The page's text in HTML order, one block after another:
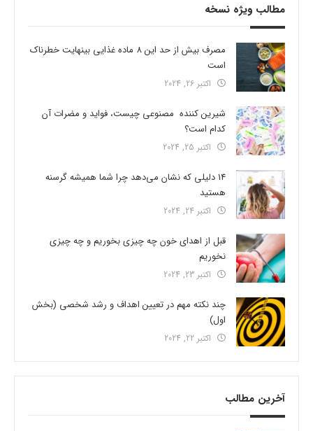
مطالب ویژه نسخه
مصرف بیش از حد این 8 ماده غذایی بینهایت خطرناک
است
اکتبر 26, 2024
شیرین کننده مصنوعی چیست، فواید و مضرات آن
کدام است؟
اکتبر 25, 2024
14 دلیلی که نشان می‌دهد چرا شما همیشه گرسنه
هستید
اکتبر 24, 2024
قبل از اهدای خون چه چیزی بخوریم و چه چیزی
نخوریم
اکتبر 23, 2024
چند نکته مهم در تعیین اهداف و رشد شخصی (بخش
اول)
اکتبر 22, 2024
آخرین مطالب